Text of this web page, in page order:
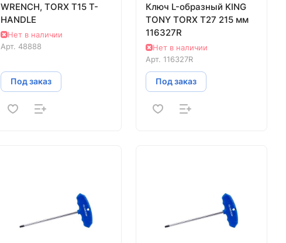
WRENCH, TORX T15 T-
HANDLE
Нет в наличии
Арт. 48888
Под заказ
Ключ L-образный KING
TONY TORX Т27 215 мм
116327R
Нет в наличии
Арт. 116327R
Под заказ